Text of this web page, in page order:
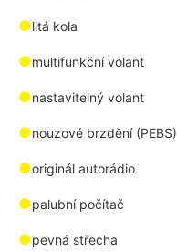
●litá kola
●multifunkční volant
●nastavitelný volant
●nouzové brzdění (PEBS)
●originál autorádio
●palubní počítač
●pevná střecha